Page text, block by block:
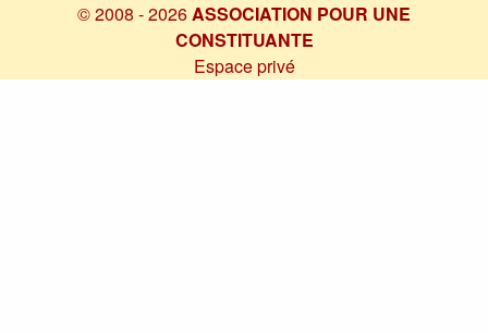
© 2008 - 2026ASSOCIATION POUR UNE
CONSTITUANTE
Espace privé